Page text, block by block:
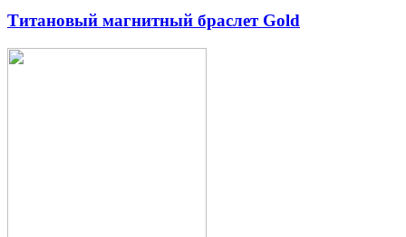
Титановый магнитный браслет Gold